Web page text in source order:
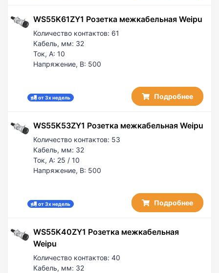
WS55K61ZY1 Розетка межкабельная Weipu
Количество контактов: 61
Кабель, мм: 32
Ток, А: 10
Напряжение, В: 500
от 3х недель Подробнее
WS55K53ZY1 Розетка межкабельная Weipu
Количество контактов: 53
Кабель, мм: 32
Ток, А: 25 / 10
Напряжение, В: 500
от 3х недель Подробнее
WS55K40ZY1 Розетка межкабельная
Weipu
Количество контактов: 40
Кабель, мм: 32